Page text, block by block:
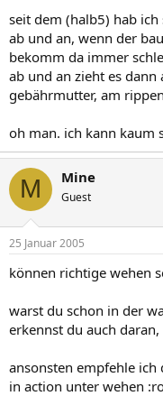
seit dem (halb5) hab
ab und an, wenn der
bekomm da immer
ab und an zieht es
gebährmutter, am
oh man. ich kann kaum
M Mine
Guest
25 Januar 2005
können richtige wehen
warst du schon in der
erkennst du auch
ansonsten empfehle ich
in action unter wehen